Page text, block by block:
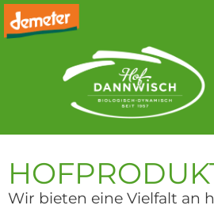
Wir bieten eine Vielfalt an